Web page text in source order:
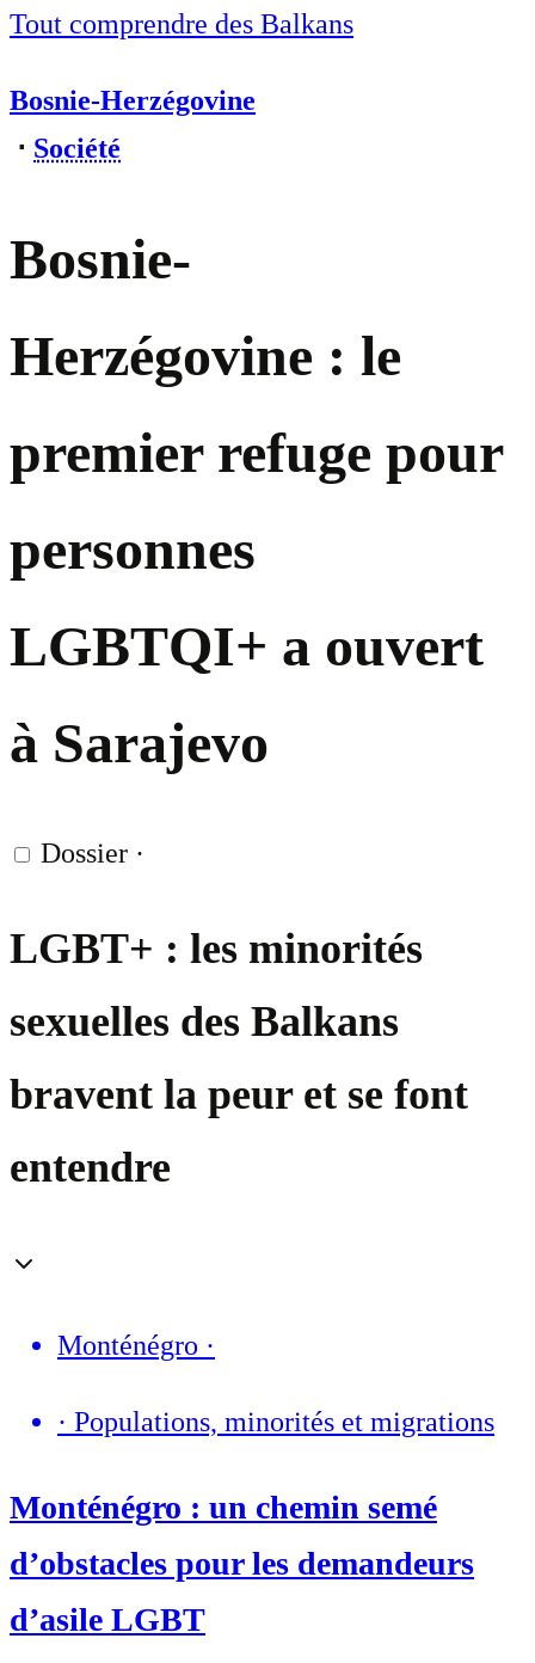
Tout comprendre des Balkans
Bosnie-Herzégovine
⋅ Société
Bosnie-
Herzégovine : le
premier refuge pour
personnes
LGBTQI+ a ouvert
à Sarajevo
Dossier ·
LGBT+ : les minorités
sexuelles des Balkans
bravent la peur et se font
entendre
Monténégro ·
· Populations, minorités et migrations
Monténégro : un chemin semé
d’obstacles pour les demandeurs
d’asile LGBT